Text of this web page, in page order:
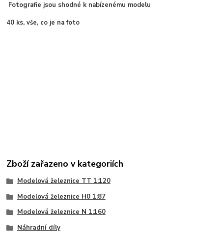
Fotografie jsou shodné k nabízenému modelu
40 ks, vše, co je na foto
Zboží zařazeno v kategoriích
Modelová železnice TT 1:120
Modelová železnice H0 1:87
Modelová železnice N 1:160
Náhradní díly